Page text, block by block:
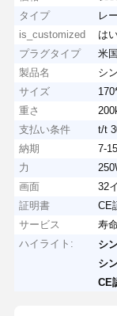
タイプ
レ
is_customized
は
プラグタイプ
米
製品名
シ
サイズ
重さ
支払い条件
t/t
納期
7-
力
画面
32
証明書
CE
サービス
寿
ハイライト:
シ
シ
CE